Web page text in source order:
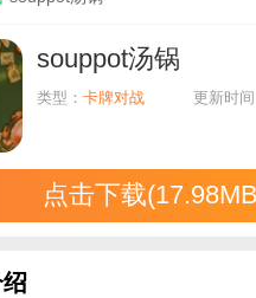
souppot汤锅
类型：卡牌对战 更新时
点击下载